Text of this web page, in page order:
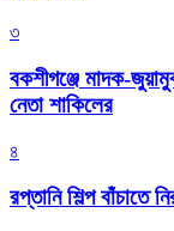
৩
বকশীগঞ্জে মাদক-
নেতা শাকিলের
৪
রপ্তানি শিল্প বাঁচাতে